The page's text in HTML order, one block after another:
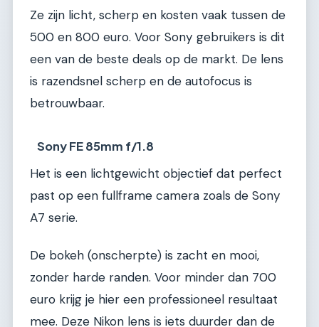
Ze zijn licht, scherp en kosten vaak tussen de
500 en 800 euro. Voor Sony gebruikers is dit
een van de beste deals op de markt. De lens
is razendsnel scherp en de autofocus is
betrouwbaar.
Sony FE 85mm f/1.8
Het is een lichtgewicht objectief dat perfect
past op een fullframe camera zoals de Sony
A7 serie.
De bokeh (onscherpte) is zacht en mooi,
zonder harde randen. Voor minder dan 700
euro krijg je hier een professioneel resultaat
mee. Deze Nikon lens is iets duurder dan de